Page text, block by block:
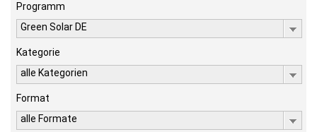
Programm
Green Solar DE
Kategorie
alle Kategorien
Format
alle Formate